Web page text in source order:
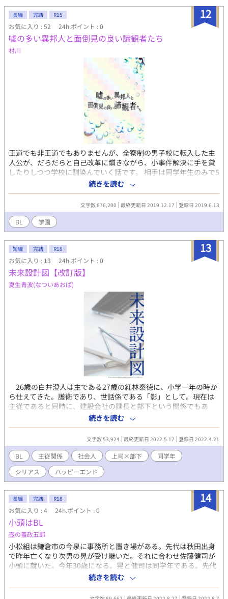
12
長編 完結 R15
お気に入り : 52 24h.ポイント : 0
嘘の多い異邦人と面倒見の良い諦観者たち
村川
王道でも非王道でもありませんが、全寮制の男子校に転入した主
人公が、だらだらと自己改革に躓きながら、小事件解決に手を貸
したりしつつ学校に馴染んでいく話です。 相手は同学年生のみで5
択で分岐制、受け攻めは完全未定です。 最後に枝分かれする都合
上、前半の共通部分は恋愛要素が乏しい仕様になっています。 舞
台設定は2014年頃の日本の都下です。 ※犯罪、いじめ、精神的虐
待等の描写または言及がありますが、作品の表現上のものであ
り、それらを肯定するものではありません。
続きを読む
文字数 676,200 最終更新日 2019.12.17 登録日 2019.6.13
BL 学園
13
短編 完結 R18
お気に入り : 13 24h.ポイント : 0
未来設計図【改訂版】
夏生青波(なついあおば)
26歳の白井澄人は主である27歳の紅林泰徳に、小学一年の時か
ら仕えてきた。護衛であり、世話係である「影」として。現在は
主従であると同時に、建設会社の課長と部下という関係でもあ
る。 仕事で行きづまった澄人に、泰徳は課題を出す。「好きな
もので寝室の壁側を満たせ」 澄人の好きなものとは？ いった
い何を課題の答えとするのか？ 以前公開していた「未来設計
図」の改訂版です。エピソードの追加、シーンの入れ替えなどを
行っていますので、旧作をお読みの方でも楽しんでいただけるか
と思います。 ※マークのページには性的なシーンが含まれま
す。 ◆マークのページには暴力シーンが含まれます。 この作
品はムーンライトノベルズ、エブリスタ、fujossyでも公開してい
ます。
続きを読む
文字数 53,924 最終更新日 2022.5.17 登録日 2022.4.21
BL 主従関係 社会人 上司×部下
同学年
シリアス
ハッピーエンド
14
長編 完結 R18
お気に入り : 4 24h.ポイント : 0
小頭はBL
壺の蓋政五郎
小松組は鎌倉市の今泉に事務所と置き場がある。先代は秋田出身
で昨年亡くなり次男の晃が受け継いだ。それに合わせ佐藤健司が
小頭に就いた。今年30歳になる。晃と健司は同学年である。先代
の遺言でもあり晃が継ぐときには健司に支えるように酒の席では
必ず繰り返していた。また晃の姉で長女の尚子と健司が所帯を持
つことを先代は願っていた。尚子も健司を好いていたがなかなか
続きを読む